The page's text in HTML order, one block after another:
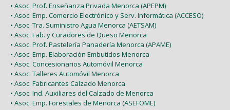
• Asoc. Prof. Enseñanza Privada Menorca (APEPM)
• Asoc. Emp. Comercio Electrónico y Serv. Informática (ACCESO)
• Asoc. Tra. Suministro Agua Menorca (AETSAM)
• Asoc. Fab. y Curadores de Queso Menorca
• Asoc. Prof. Pastelería Panadería Menorca (APAME)
• Asoc. Emp. Elaboración Embutidos Menorca
• Asoc. Concesionarios Automóvil Menorca
• Asoc. Talleres Automóvil Menorca
• Asoc. Fabricantes Calzado Menorca
• Asoc. Ind. Auxiliares del Calzado de Menorca
• Asoc. Emp. Forestales de Menorca (ASEFOME)